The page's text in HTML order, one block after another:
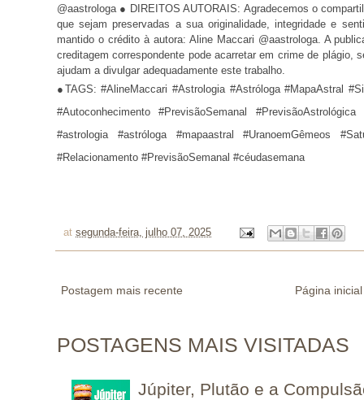
@aastrologa ● DIREITOS AUTORAIS: Agradecemos o
que sejam preservadas a sua originalidade, integridade e
mantido o crédito à autora: Aline Maccari @aastrologa. A
creditagem correspondente pode acarretar em crime de plágio,
ajudam a divulgar adequadamente este trabalho.
●TAGS: #AlineMaccari #Astrologia #Astróloga #MapaAstral
#Autoconhecimento #PrevisãoSemanal
#astrologia #astróloga #mapaastral #UranoemGêmeos
#Relacionamento #PrevisãoSemanal #céudasemana
at segunda-feira, julho 07, 2025
Postagem mais recente Página inicial
POSTAGENS MAIS VISITADAS
Júpiter, Plutão e a